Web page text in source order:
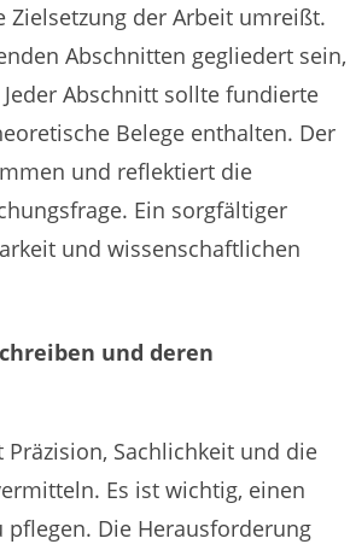
der Arbeit umreißt.
Abschnitten gegliedert sein,
Abschnitt sollte fundierte
Belege enthalten. Der
und reflektiert die
Ein sorgfältiger
und wissenschaftlichen
und deren
Sachlichkeit und die
Es ist wichtig, einen
Die Herausforderung